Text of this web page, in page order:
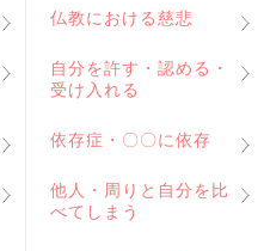
仏教における慈悲
自分を許す・認める・
受け入れる
依存症・〇〇に依存
他人・周りと自分を比
べてしまう